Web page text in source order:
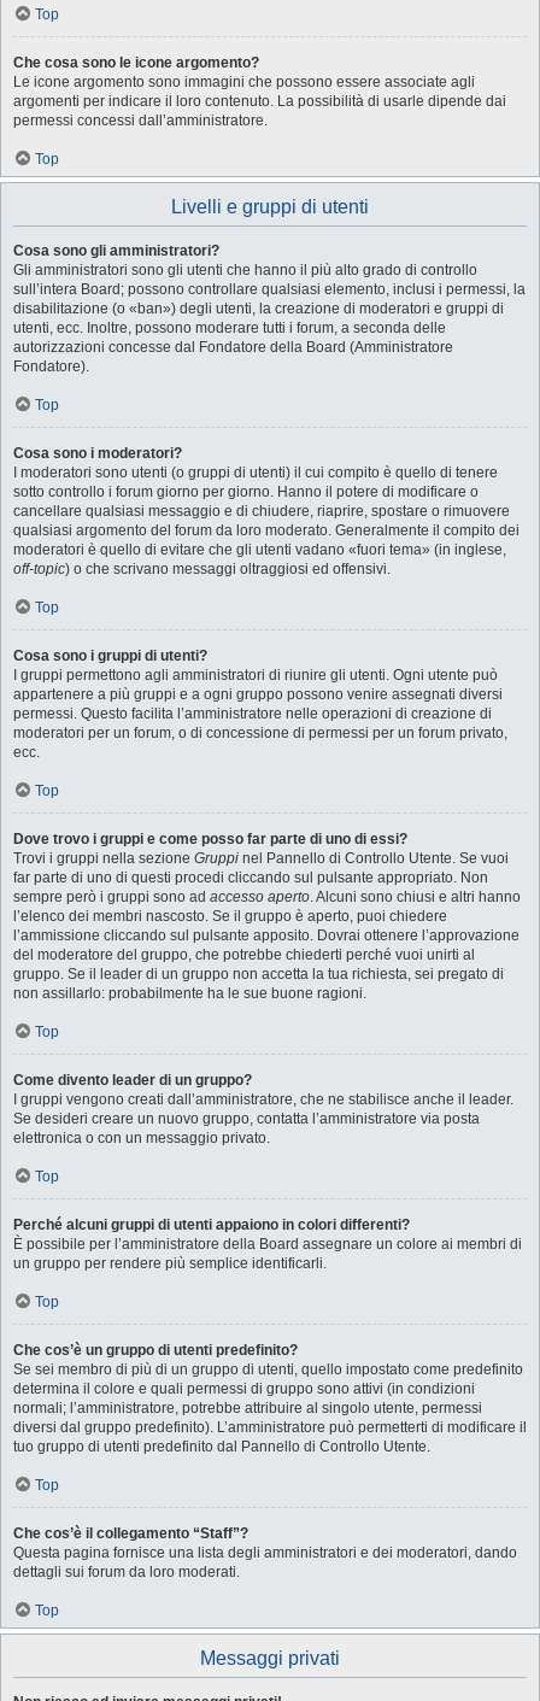
Top
Che cosa sono le icone argomento?
Le icone argomento sono immagini che possono essere associate agli
argomenti per indicare il loro contenuto. La possibilità di usarle dipende dai
permessi concessi dall’amministratore.
Top
Livelli e gruppi di utenti
Cosa sono gli amministratori?
Gli amministratori sono gli utenti che hanno il più alto grado di controllo
sull’intera Board; possono controllare qualsiasi elemento, inclusi i permessi, la
disabilitazione (o «ban») degli utenti, la creazione di moderatori e gruppi di
utenti, ecc. Inoltre, possono moderare tutti i forum, a seconda delle
autorizzazioni concesse dal Fondatore della Board (Amministratore
Fondatore).
Top
Cosa sono i moderatori?
I moderatori sono utenti (o gruppi di utenti) il cui compito è quello di tenere
sotto controllo i forum giorno per giorno. Hanno il potere di modificare o
cancellare qualsiasi messaggio e di chiudere, riaprire, spostare o rimuovere
qualsiasi argomento del forum da loro moderato. Generalmente il compito dei
moderatori è quello di evitare che gli utenti vadano «fuori tema» (in inglese,
off-topic) o che scrivano messaggi oltraggiosi ed offensivi.
Top
Cosa sono i gruppi di utenti?
I gruppi permettono agli amministratori di riunire gli utenti. Ogni utente può
appartenere a più gruppi e a ogni gruppo possono venire assegnati diversi
permessi. Questo facilita l’amministratore nelle operazioni di creazione di
moderatori per un forum, o di concessione di permessi per un forum privato,
ecc.
Top
Dove trovo i gruppi e come posso far parte di uno di essi?
Trovi i gruppi nella sezione Gruppi nel Pannello di Controllo Utente. Se vuoi
far parte di uno di questi procedi cliccando sul pulsante appropriato. Non
sempre però i gruppi sono ad accesso aperto. Alcuni sono chiusi e altri hanno
l’elenco dei membri nascosto. Se il gruppo è aperto, puoi chiedere
l’ammissione cliccando sul pulsante apposito. Dovrai ottenere l’approvazione
del moderatore del gruppo, che potrebbe chiederti perché vuoi unirti al
gruppo. Se il leader di un gruppo non accetta la tua richiesta, sei pregato di
non assillarlo: probabilmente ha le sue buone ragioni.
Top
Come divento leader di un gruppo?
I gruppi vengono creati dall’amministratore, che ne stabilisce anche il leader.
Se desideri creare un nuovo gruppo, contatta l’amministratore via posta
elettronica o con un messaggio privato.
Top
Perché alcuni gruppi di utenti appaiono in colori differenti?
È possibile per l’amministratore della Board assegnare un colore ai membri di
un gruppo per rendere più semplice identificarli.
Top
Che cos’è un gruppo di utenti predefinito?
Se sei membro di più di un gruppo di utenti, quello impostato come predefinito
determina il colore e quali permessi di gruppo sono attivi (in condizioni
normali; l’amministratore, potrebbe attribuire al singolo utente, permessi
diversi dal gruppo predefinito). L’amministratore può permetterti di modificare il
tuo gruppo di utenti predefinito dal Pannello di Controllo Utente.
Top
Che cos’è il collegamento “Staff”?
Questa pagina fornisce una lista degli amministratori e dei moderatori, dando
dettagli sui forum da loro moderati.
Top
Messaggi privati